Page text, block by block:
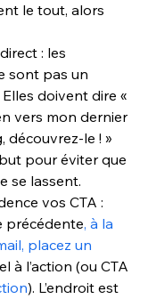
le tout, alors
: les
sont pas un
doivent dire «
vers mon dernier
le ! »
pour éviter que
se lassent.
vos CTA :
précédente, à la
placez un
à l’action (ou CTA
). L’endroit est